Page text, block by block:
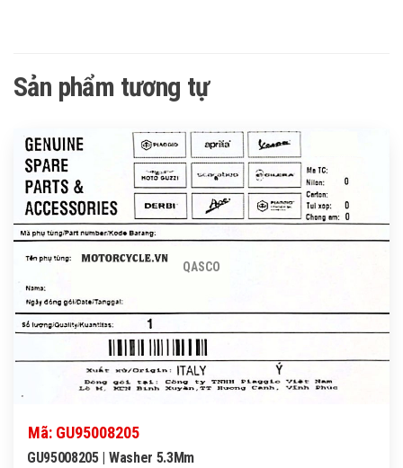
Sản phẩm tương tự
QASCO
Mã: GU95008205
GU95008205 | Washer 5.3Mm